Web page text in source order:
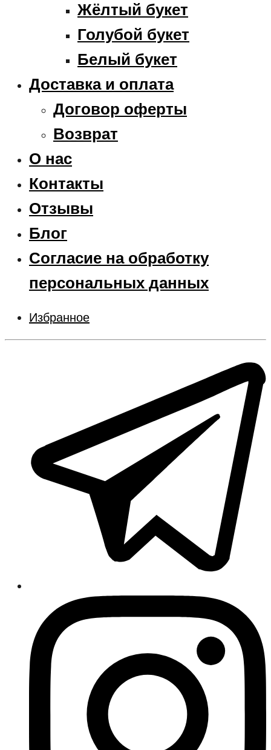
Жёлтый букет
Голубой букет
Белый букет
Доставка и оплата
Договор оферты
Возврат
О нас
Контакты
Отзывы
Блог
Согласие на обработку
персональных данных
Избранное